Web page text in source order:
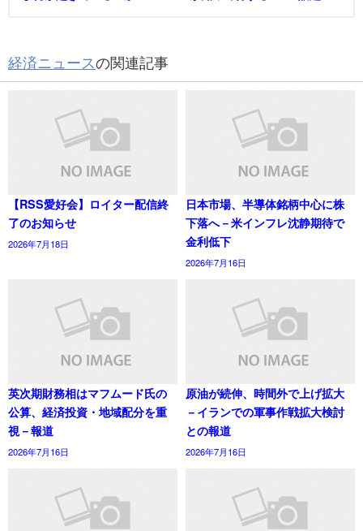
経済ニュースの関連記事
【RSS愛好会】ロイター配信終
了のお知らせ
2026年7月18日
日本市場、半導体銘柄中心に株
下落へ－米インフレ沈静期待で
金利低下
2026年7月16日
英次期財務相はマフムード氏の
公算、経済投資・地域配分を重
視－報道
2026年7月16日
原油が続伸、時間外で上げ拡大
－イランでの軍事作戦拡大検討
との報道
2026年7月16日